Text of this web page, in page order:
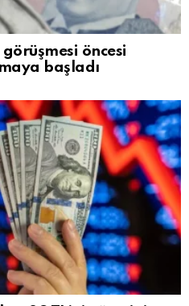
öncesi
başladı